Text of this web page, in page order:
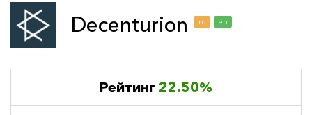
Decenturion ru en
Рейтинг 22.50%